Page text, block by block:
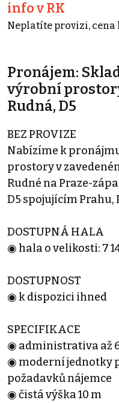
info v RK
Neplatíte provizi, cena
Pronájem:
výrobní
Rudná, D5
BEZ PROVIZE
Nabízíme k
prostory v
Rudné na Praze-
D5 spojujícím Prahu,
DOSTUPNÁ HALA
◉ hala o velikosti: 7
DOSTUPNOST
◉ k dispozici ihned
SPECIFIKACE
◉ administrativa až
◉ moderní jednotky
požadavků nájemce
◉ čistá výška 10 m